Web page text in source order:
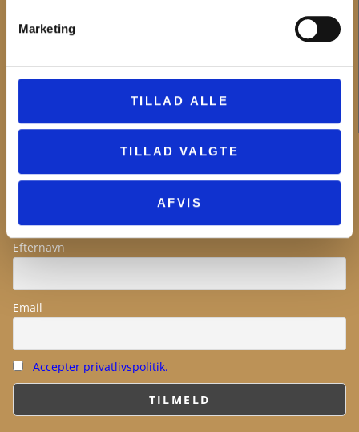
Marketing
TILLAD ALLE
TILLAD VALGTE
AFVIS
Museumsforeningerne
Forskning
Projekter og samarbejder
NYHEDSBREV
Fornavn
Efternavn
Email
Accepter privatlivspolitik.